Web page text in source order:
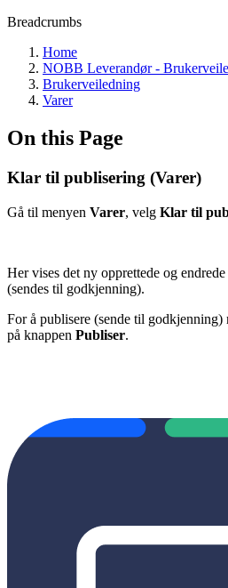
Breadcrumbs
Home
NOBB Leverandør -
Brukerveiledning
Varer
On this Page
Klar til publisering (Varer)
Gå til menyen Varer, velg Klar til
Her vises det ny opprettede og
(sendes til godkjenning).
For å publisere (sende til
på knappen Publiser.